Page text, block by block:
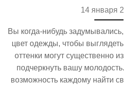
14 января
Вы когда-нибудь
цвет одежды, чтобы
оттенки могут существенно
подчеркнуть вашу
возможность каждому найти